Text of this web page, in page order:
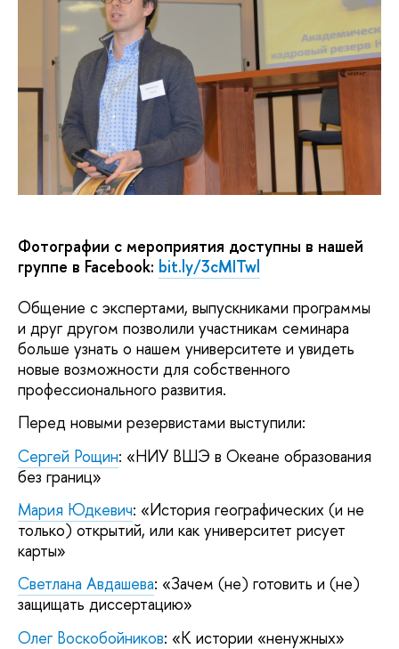
Фотографии с мероприятия доступны в нашей
группе в Facebook: bit.ly/3cMITwl
Общение с экспертами, выпускниками программы
и друг другом позволили участникам семинара
больше узнать о нашем университете и увидеть
новые возможности для собственного
профессионального развития.
Перед новыми резервистами выступили:
Сергей Рощин: «НИУ ВШЭ в Океане образования
без границ»
Мария Юдкевич: «История географических (и не
только) открытий, или как университет рисует
карты»
Светлана Авдашева: «Зачем (не) готовить и (не)
защищать диссертацию»
Олег Воскобойников: «К истории «ненужных»